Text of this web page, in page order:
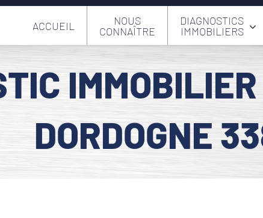
ACCUEIL
NOUS
CONNAÎTRE
DIAGNOSTICS
IMMOBILIERS
DORDOGNE